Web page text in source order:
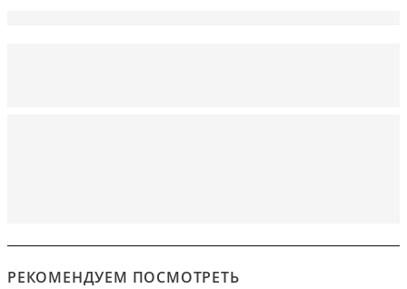
РЕКОМЕНДУЕМ ПОСМОТРЕТЬ